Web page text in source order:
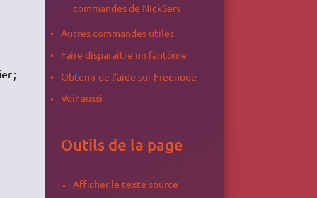
;
commandes de NickServ
Autres commandes utiles
Faire disparaître un fantôme
Obtenir de l'aide sur Freenode
Voir aussi
Outils de la page
Afficher le texte source